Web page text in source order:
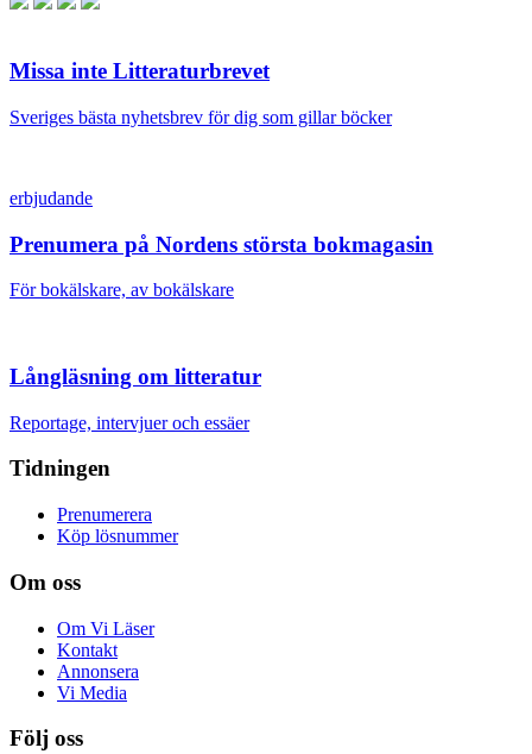
Missa inte Litteraturbrevet
Sveriges bästa nyhetsbrev för dig som gillar böcker
erbjudande
Prenumera på Nordens största bokmagasin
För bokälskare, av bokälskare
Långläsning om litteratur
Reportage, intervjuer och essäer
Tidningen
Prenumerera
Köp lösnummer
Om oss
Om Vi Läser
Kontakt
Annonsera
Vi Media
Följ oss